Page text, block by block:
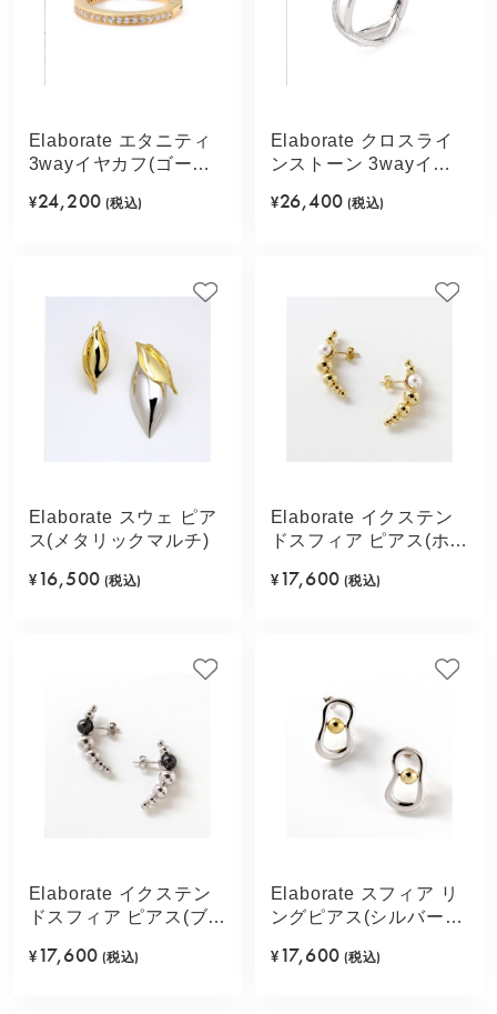
Elaborate エタニティ
3wayイヤカフ(ゴール
¥24,200 (税込)
Elaborate クロスライ
ンストーン 3wayイヤ
¥26,400 (税込)
Elaborate スウェ ピア
ス(メタリックマルチ)
¥ 16,500 (税込)
Elaborate イクステン
ドスフィア ピアス(ホワ
¥ 17,600 (税込)
Elaborate イクステン
ドスフィア ピアス(ブラ
¥ 17,600 (税込)
Elaborate スフィア リ
ングピアス(シルバーカ
¥ 17,600 (税込)